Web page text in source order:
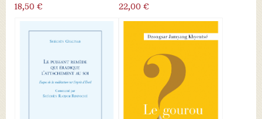
18,50 € 22,00 €